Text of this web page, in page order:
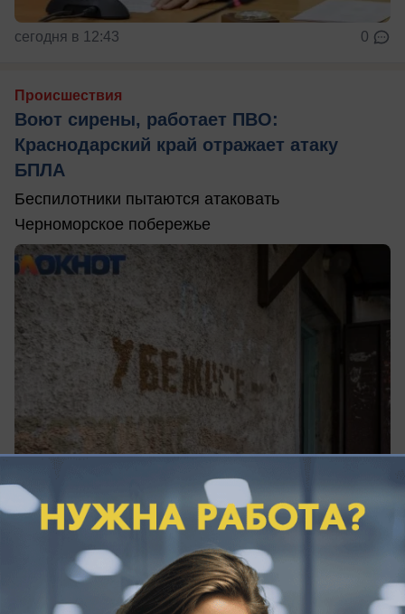
сегодня в 12:43 0
Происшествия
Воют сирены, работает ПВО:
Краснодарский край отражает атаку
БПЛА
Беспилотники пытаются атаковать
Черноморское побережье